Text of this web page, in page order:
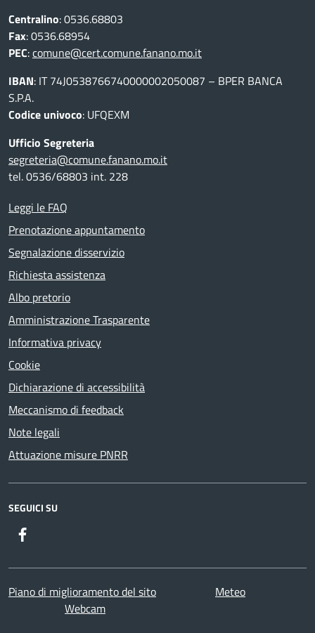
Centralino: 0536.68803
Fax: 0536.68954
PEC:comune@cert.comune.fanano.mo.it
IBAN: IT 74J0538766740000002050087 – BPER BANCA
S.P.A.
Codice univoco: UFQEXM
Ufficio Segreteria
segreteria@comune.fanano.mo.it
tel. 0536/68803 int. 228
Leggi le FAQ
Prenotazione appuntamento
Segnalazione disservizio
Richiesta assistenza
Albo pretorio
Amministrazione Trasparente
Informativa privacy
Cookie
Dichiarazione di accessibilità
Meccanismo di feedback
Note legali
Attuazione misure PNRR
SEGUICI SU
Piano di miglioramento del sito
Meteo
Webcam